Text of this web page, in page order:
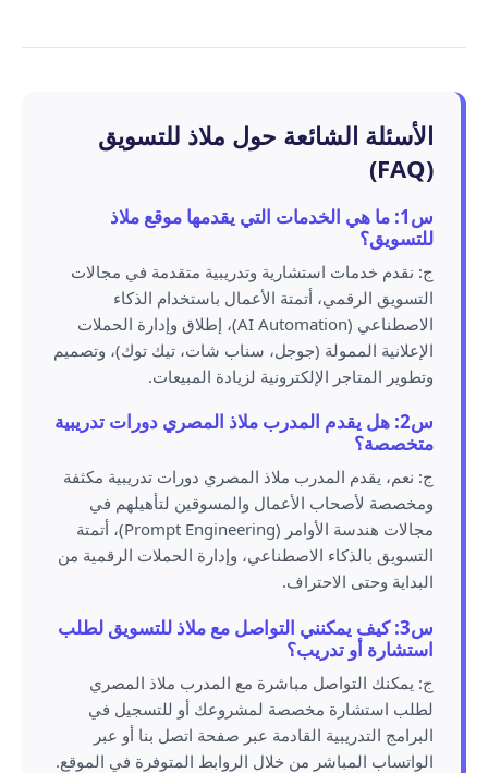
الأسئلة الشائعة حول ملاذ للتسويق
(FAQ)
س1: ما هي الخدمات التي يقدمها موقع ملاذ
للتسويق؟
ج: نقدم خدمات استشارية وتدريبية متقدمة في مجالات
التسويق الرقمي، أتمتة الأعمال باستخدام الذكاء
الاصطناعي (AI Automation)، إطلاق وإدارة الحملات
الإعلانية الممولة (جوجل، سناب شات، تيك توك)، وتصميم
وتطوير المتاجر الإلكترونية لزيادة المبيعات.
س2: هل يقدم المدرب ملاذ المصري دورات تدريبية
متخصصة؟
ج: نعم، يقدم المدرب ملاذ المصري دورات تدريبية مكثفة
ومخصصة لأصحاب الأعمال والمسوقين لتأهيلهم في
مجالات هندسة الأوامر (Prompt Engineering)، أتمتة
التسويق بالذكاء الاصطناعي، وإدارة الحملات الرقمية من
البداية وحتى الاحتراف.
س3: كيف يمكنني التواصل مع ملاذ للتسويق لطلب
استشارة أو تدريب؟
ج: يمكنك التواصل مباشرة مع المدرب ملاذ المصري
لطلب استشارة مخصصة لمشروعك أو للتسجيل في
البرامج التدريبية القادمة عبر صفحة اتصل بنا أو عبر
الواتساب المباشر من خلال الروابط المتوفرة في الموقع.